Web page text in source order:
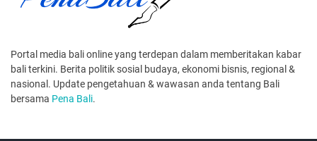
Portal media bali online yang terdepan dalam memberitakan kabar
bali terkini. Berita politik sosial budaya, ekonomi bisnis, regional &
nasional. Update pengetahuan & wawasan anda tentang Bali
bersama Pena Bali.